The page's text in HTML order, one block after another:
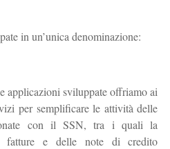
in un’unica denominazione:
applicazioni sviluppate offriamo ai
per semplificare le attività delle
con il SSN, tra i quali la
fatture e delle note di credito